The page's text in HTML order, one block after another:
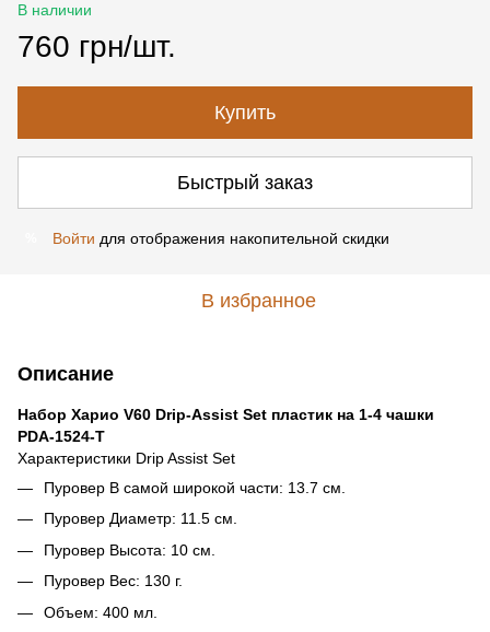
В наличии
760 грн/шт.
Купить
Быстрый заказ
Войти для отображения накопительной скидки
В избранное
Описание
Набор Харио V60 Drip-Assist Set пластик на 1-4 чашки
PDA-1524-T
Характеристики Drip Assist Set
Пуровер В самой широкой части: 13.7 см.
Пуровер Диаметр: 11.5 см.
Пуровер Высота: 10 см.
Пуровер Вес: 130 г.
Объем: 400 мл.